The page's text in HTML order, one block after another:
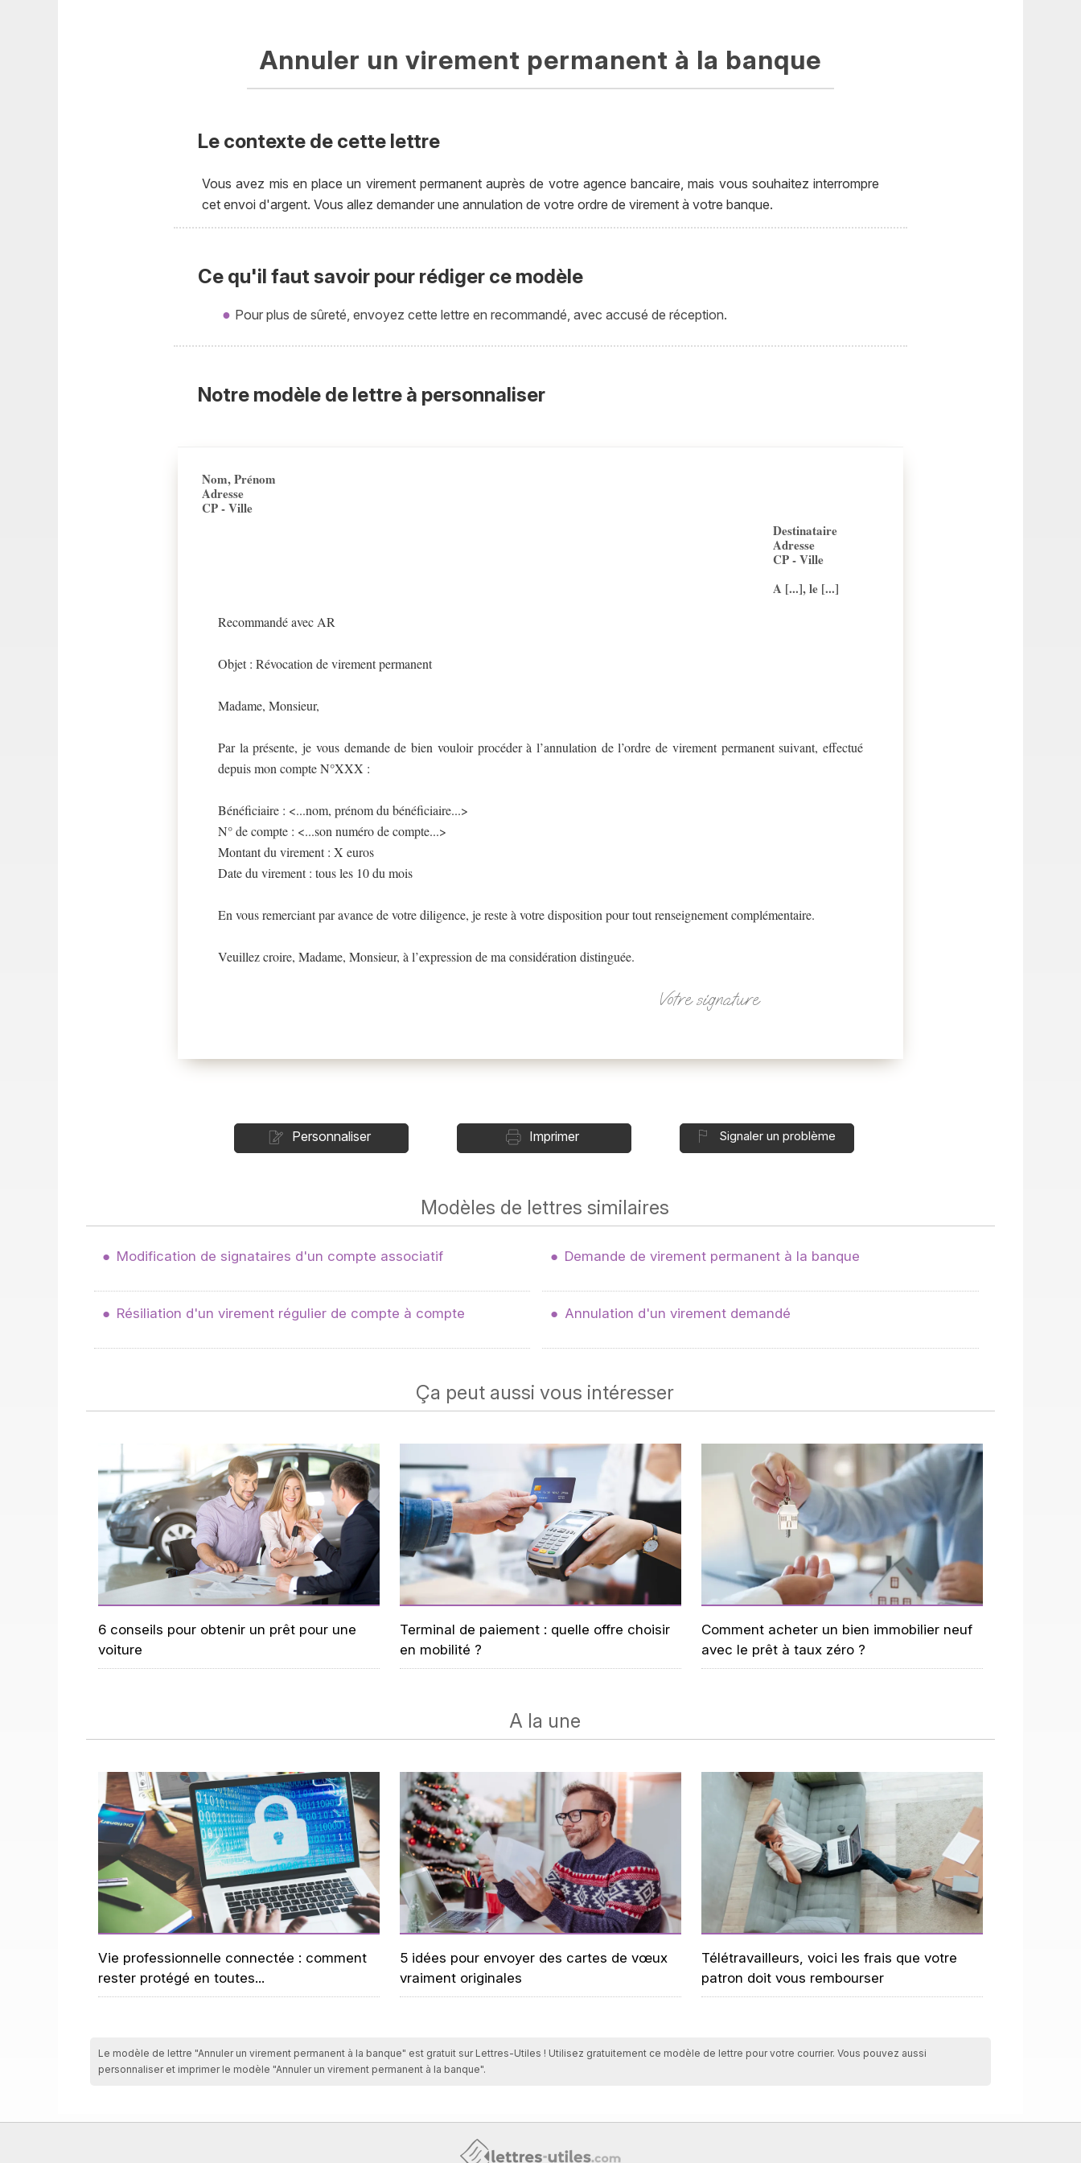
Annuler un virement permanent à la banque
Le contexte de cette lettre
Vous avez mis en place un virement permanent auprès de votre agence bancaire, mais vous souhaitez interrompre
cet envoi d'argent. Vous allez demander une annulation de votre ordre de virement à votre banque.
Ce qu'il faut savoir pour rédiger ce modèle
Pour plus de sûreté, envoyez cette lettre en recommandé, avec accusé de réception.
Notre modèle de lettre à personnaliser
Nom, Prénom
Adresse
CP - Ville
Destinataire
Adresse
CP - Ville
A [...], le [...]
Recommandé avec AR
Objet : Révocation de virement permanent
Madame, Monsieur,
Par la présente, je vous demande de bien vouloir procéder à l’annulation de l’ordre de virement permanent suivant, effectué
depuis mon compte N°XXX :
Bénéficiaire : <...nom, prénom du bénéficiaire...>
N° de compte : <...son numéro de compte...>
Montant du virement : X euros
Date du virement : tous les 10 du mois
En vous remerciant par avance de votre diligence, je reste à votre disposition pour tout renseignement complémentaire.
Veuillez croire, Madame, Monsieur, à l’expression de ma considération distinguée.
Votre signature
Personnaliser Imprimer Signaler un problème
Modèles de lettres similaires
Modification de signataires d'un compte associatif Demande de virement permanent à la banque
Résiliation d'un virement régulier de compte à compte Annulation d'un virement demandé
Ça peut aussi vous intéresser
6 conseils pour obtenir un prêt pour une
voiture
Terminal de paiement : quelle offre choisir
en mobilité ?
Comment acheter un bien immobilier neuf
avec le prêt à taux zéro ?
A la une
Vie professionnelle connectée : comment
rester protégé en toutes...
5 idées pour envoyer des cartes de vœux
vraiment originales
Télétravailleurs, voici les frais que votre
patron doit vous rembourser
Le modèle de lettre "Annuler un virement permanent à la banque" est gratuit sur Lettres-Utiles ! Utilisez gratuitement ce modèle de lettre pour votre courrier. Vous pouvez aussi
personnaliser et imprimer le modèle "Annuler un virement permanent à la banque".